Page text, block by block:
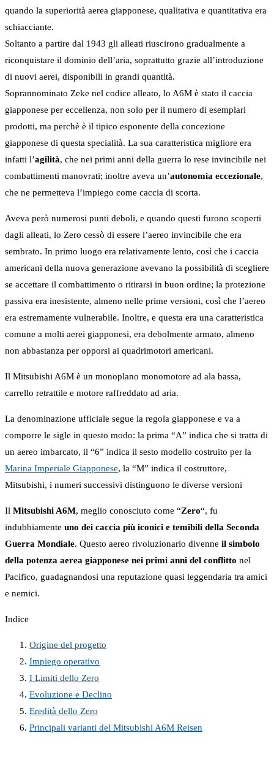
quando la superiorità aerea giapponese, qualitativa e quantitativa era
schiacciante.
Soltanto a partire dal 1943 gli alleati riuscirono gradualmente a
riconquistare il dominio dell’aria, soprattutto grazie all’introduzione
di nuovi aerei, disponibili in grandi quantità.
Soprannominato Zeke nel codice alleato, lo A6M è stato il caccia
giapponese per eccellenza, non solo per il numero di esemplari
prodotti, ma perchè è il tipico esponente della concezione
giapponese di questa specialità. La sua caratteristica migliore era
infatti l’agilità, che nei primi anni della guerra lo rese invincibile nei
combattimenti manovrati; inoltre aveva un’autonomia eccezionale,
che ne permetteva l’impiego come caccia di scorta.
Aveva però numerosi punti deboli, e quando questi furono scoperti
dagli alleati, lo Zero cessò di essere l’aereo invincibile che era
sembrato. In primo luogo era relativamente lento, così che i caccia
americani della nuova generazione avevano la possibilità di scegliere
se accettare il combattimento o ritirarsi in buon ordine; la protezione
passiva era inesistente, almeno nelle prime versioni, così che l’aereo
era estremamente vulnerabile. Inoltre, e questa era una caratteristica
comune a molti aerei giapponesi, era debolmente armato, almeno
non abbastanza per opporsi ai quadrimotori americani.
Il Mitsubishi A6M è un monoplano monomotore ad ala bassa,
carrello retrattile e motore raffreddato ad aria.
La denominazione ufficiale segue la regola giapponese e va a
comporre le sigle in questo modo: la prima “A” indica che si tratta di
un aereo imbarcato, il “6” indica il sesto modello costruito per la
Marina Imperiale Giapponese, la “M” indica il costruttore,
Mitsubishi, i numeri successivi distinguono le diverse versioni
Il Mitsubishi A6M, meglio conosciuto come “Zero“, fu
indubbiamente uno dei caccia più iconici e temibili della Seconda
Guerra Mondiale. Questo aereo rivoluzionario divenne il simbolo
della potenza aerea giapponese nei primi anni del conflitto nel
Pacifico, guadagnandosi una reputazione quasi leggendaria tra amici
e nemici.
Indice
Origine del progetto
Impiego operativo
I Limiti dello Zero
Evoluzione e Declino
Eredità dello Zero
Principali varianti del Mitsubishi A6M Reisen